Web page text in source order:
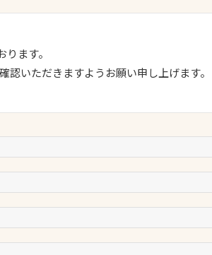
ネジメント
ターフ（芝
ます。
いただきますようお願い申し上げます。